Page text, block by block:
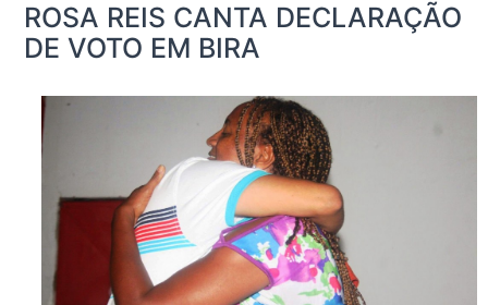
ROSA REIS CANTA DECLARAÇÃO
DE VOTO EM BIRA